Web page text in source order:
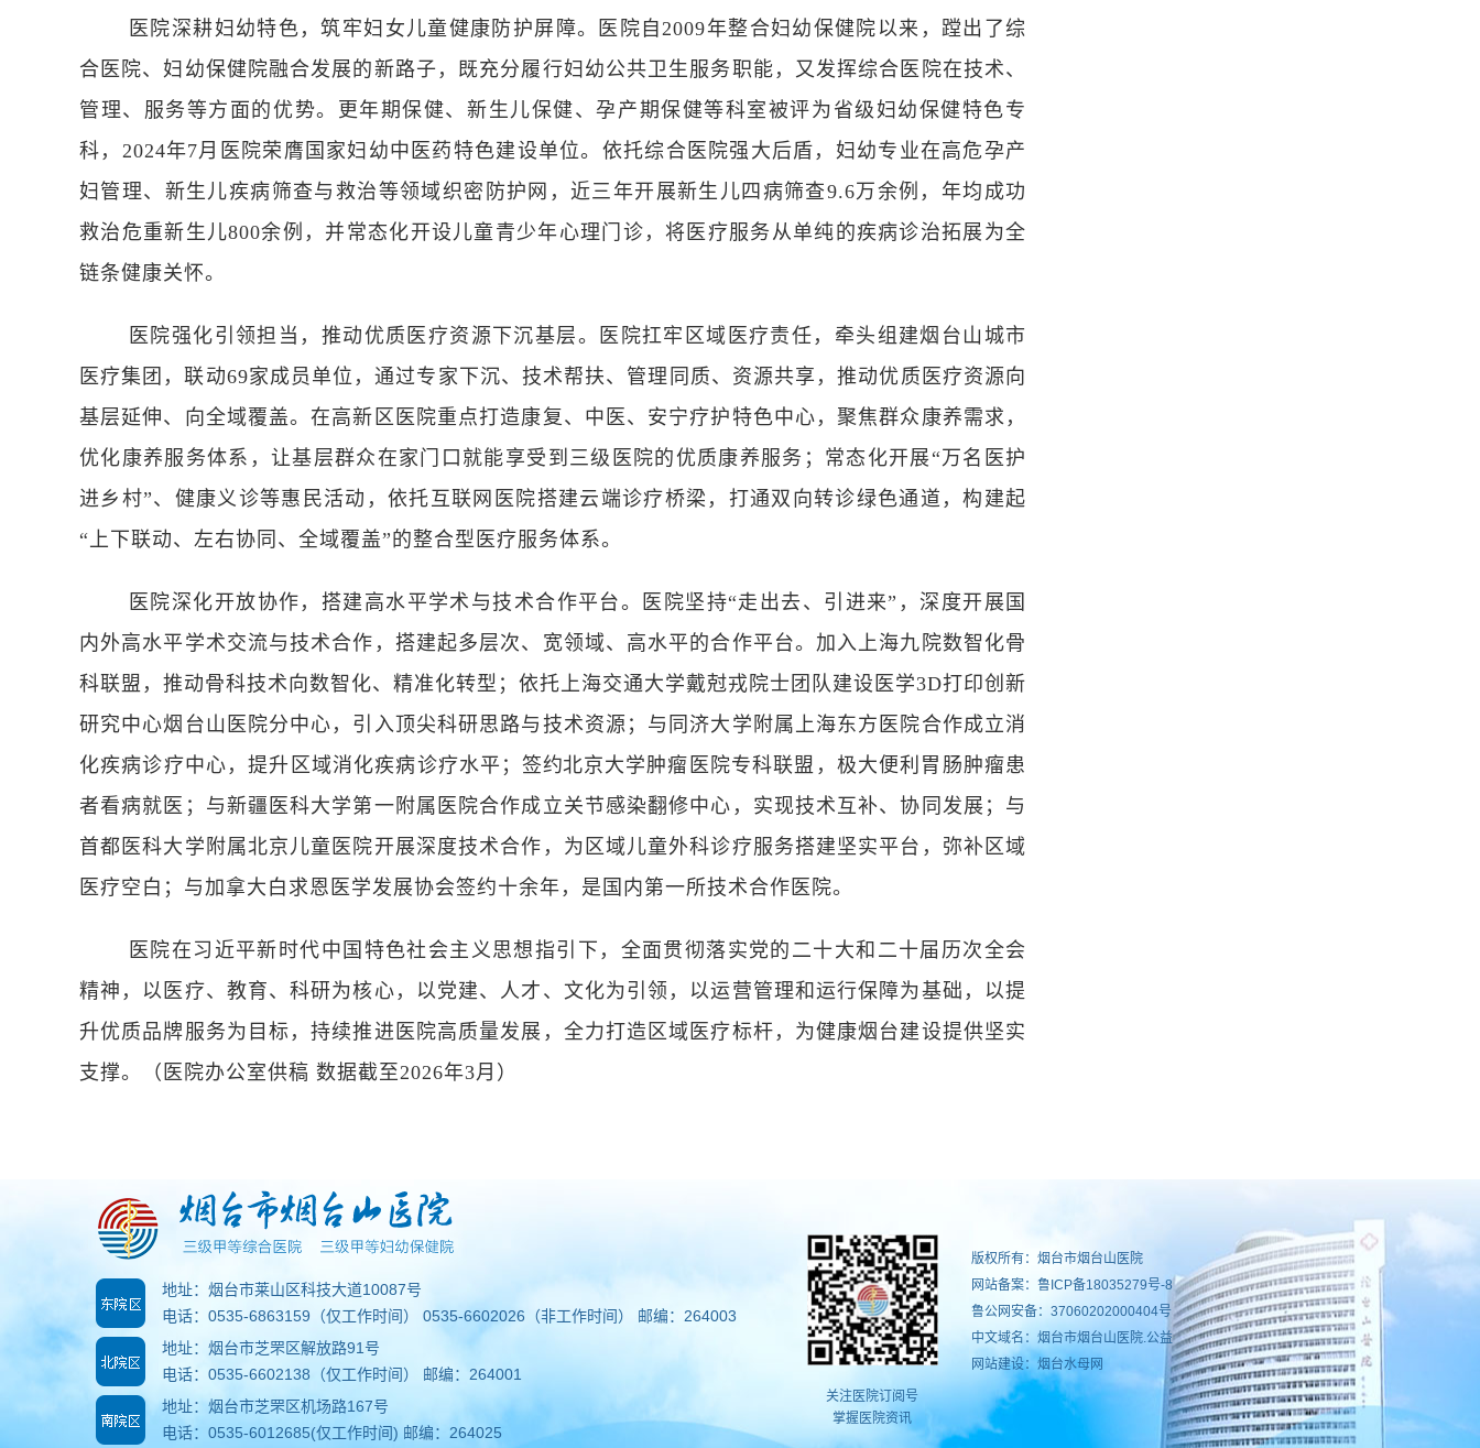
医院深耕妇幼特色，筑牢妇女儿童健康防护屏障。医院自2009年整合妇幼保健院以来，蹚出了综
合医院、妇幼保健院融合发展的新路子，既充分履行妇幼公共卫生服务职能，又发挥综合医院在技术、
管理、服务等方面的优势。更年期保健、新生儿保健、孕产期保健等科室被评为省级妇幼保健特色专
科， 2024年7月医院荣膺国家妇幼中医药特色建设单位。依托综合医院强大后盾，妇幼专业在高危孕产
妇管理、新生儿疾病筛查与救治等领域织密防护网，近三年开展新生儿四病筛查9.6万余例，年均成功
救治危重新生儿800余例，并常态化开设儿童青少年心理门诊，将医疗服务从单纯的疾病诊治拓展为全
链条健康关怀。
医院强化引领担当，推动优质医疗资源下沉基层。医院扛牢区域医疗责任，牵头组建烟台山城市
医疗集团，联动69家成员单位，通过专家下沉、技术帮扶、管理同质、资源共享，推动优质医疗资源向
基层延伸、向全域覆盖。在高新区医院重点打造康复、中医、安宁疗护特色中心，聚焦群众康养需求，
优化康养服务体系，让基层群众在家门口就能享受到三级医院的优质康养服务；常态化开展“万名医护
进乡村”、健康义诊等惠民活动，依托互联网医院搭建云端诊疗桥梁，打通双向转诊绿色通道，构建起
“上下联动、左右协同、全域覆盖”的整合型医疗服务体系。
医院深化开放协作，搭建高水平学术与技术合作平台。医院坚持“走出去、引进来”，深度开展国
内外高水平学术交流与技术合作，搭建起多层次、宽领域、高水平的合作平台。加入上海九院数智化骨
科联盟，推动骨科技术向数智化、精准化转型；依托上海交通大学戴尅戎院士团队建设医学3D打印创新
研究中心烟台山医院分中心，引入顶尖科研思路与技术资源；与同济大学附属上海东方医院合作成立消
化疾病诊疗中心，提升区域消化疾病诊疗水平；签约北京大学肿瘤医院专科联盟，极大便利胃肠肿瘤患
者看病就医；与新疆医科大学第一附属医院合作成立关节感染翻修中心，实现技术互补、协同发展；与
首都医科大学附属北京儿童医院开展深度技术合作，为区域儿童外科诊疗服务搭建坚实平台，弥补区域
医疗空白；与加拿大白求恩医学发展协会签约十余年，是国内第一所技术合作医院。
医院在习近平新时代中国特色社会主义思想指引下，全面贯彻落实党的二十大和二十届历次全会
精神，以医疗、教育、科研为核心，以党建、人才、文化为引领，以运营管理和运行保障为基础，以提
升优质品牌服务为目标，持续推进医院高质量发展，全力打造区域医疗标杆，为健康烟台建设提供坚实
支撑。
（医院办公室供稿 数据截至2026年3月）
地址：烟台市莱山区科技大道10087号
电话：0535-6863159（仅工作时间） 0535-6602026（非工作时间） 邮编：264003
地址：烟台市芝罘区解放路91号
电话：0535-6602138（仅工作时间） 邮编：264001
地址：烟台市芝罘区机场路167号
电话：0535-6012685(仅工作时间) 邮编：264025
关注医院订阅号
掌握医院资讯
版权所有：烟台市烟台山医院
网站备案： 鲁ICP备18035279号-8
鲁公网安备：37060202000404号
中文域名：烟台市烟台山医院.公益
网站建设：烟台水母网